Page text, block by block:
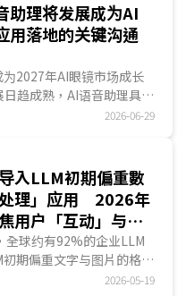
助理将发展成为AI
用落地的关键沟通
2027年AI眼镜市场成长
趋成熟，AI语音助理具备
沟通界面。AI眼镜针对用
将取决于与生态系整合的
导地位的重要指标。..
2026-06-29
入LLM初期偏重數
理」应用 2026年
用户「互动」与任
行」
全球约有92%的企业LLM
期偏重文字与图片的格
理」发展后，企业应用将
2026-05-19